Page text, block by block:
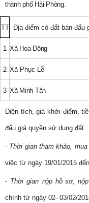
thành phố Hải Phòng.
TT Địa điểm có đất bán đấu
1 Xã Hoa Động
2 Xã Phục Lễ
3 Xã Minh Tân
Diện tích, giá khởi điểm,
đấu giá quyền sử dụng đất.
- Thời gian tham khảo,
việc từ ngày 19/01/2015
- Thời gian nộp hồ sơ,
chính từ ngày 02- 03/02/